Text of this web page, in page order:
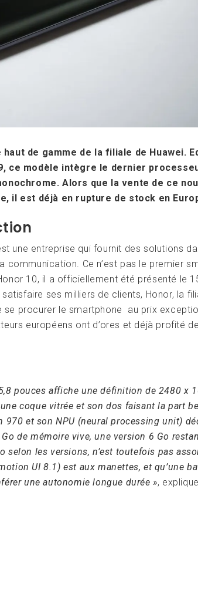
de gamme de la filiale de Huawei.
ce modèle intègre le dernier
Alors que la vente de ce
il est déjà en rupture de stock en
une entreprise qui fournit des solutions
Ce n’est pas le premier
10, il a officiellement été présenté le
ses milliers de clients, Honor, la
procurer le smartphone au prix
européens ont d’ores et déjà profité
pouces affiche une définition de 2480 x
coque vitrée et son dos faisant la part
et son NPU (neural processing unit)
de mémoire vive, une version 6 Go
selon les versions, n’est toutefois pas
UI 8.1) est aux manettes, et qu’une
une autonomie longue durée »,